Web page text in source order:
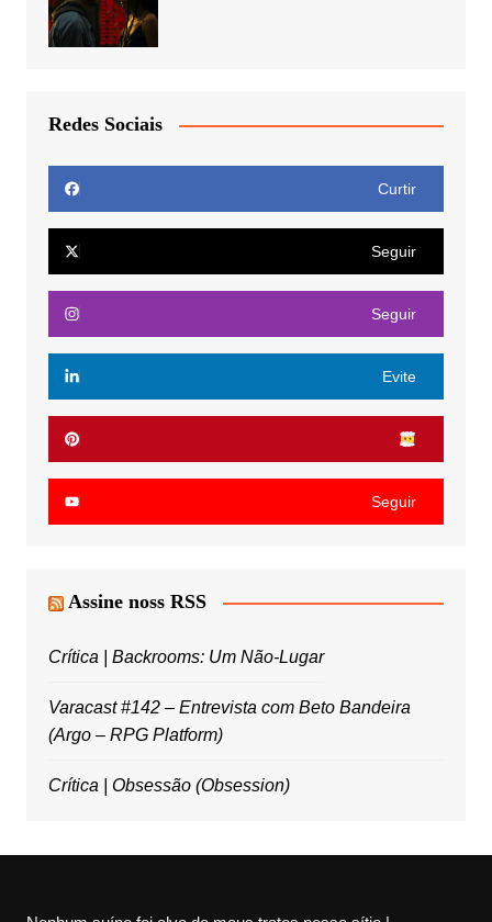
Redes Sociais
Curtir
Seguir
Seguir
Evite
Seguir
Assine noss RSS
Crítica | Backrooms: Um Não-Lugar
Varacast #142 – Entrevista com Beto Bandeira
(Argo – RPG Platform)
Crítica | Obsessão (Obsession)